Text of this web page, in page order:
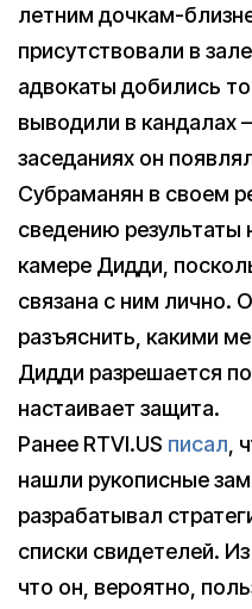
летним дочкам-
присутствовали в
адвокаты добились
выводили в кандалах
заседаниях он
Субраманян в своем
сведению результаты
камере Дидди,
связана с ним лично.
разъяснить, какими
Дидди разрешается
настаивает защита.
Ранее RTVI.US писал,
нашли рукописные
разрабатывал
списки свидетелей.
что он, вероятно,